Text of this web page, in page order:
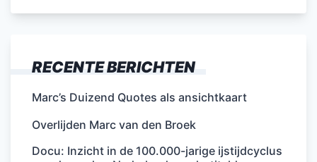
RECENTE BERICHTEN
Marc’s Duizend Quotes als ansichtkaart
Overlijden Marc van den Broek
Docu: Inzicht in de 100.000-jarige ijstijdcyclus